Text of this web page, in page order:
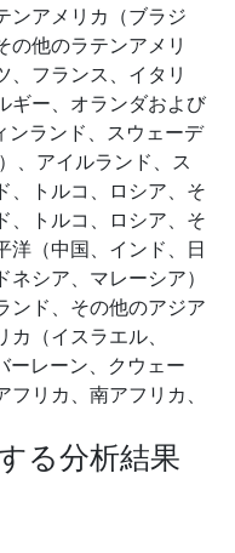
ンアメリカ（ブラジ
の他のラテンアメリ
、フランス、イタリ
ギー、オランダおよび
ンランド、スウェーデ
、アイルランド、ス
、トルコ、ロシア、そ
、トルコ、ロシア、そ
洋（中国、インド、日
シア、マレーシア）
ンド、その他のアジア
（イスラエル、
ーレーン、クウェー
リカ、南アフリカ、
る分析結果